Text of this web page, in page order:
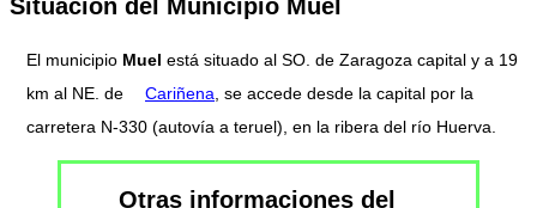
Situación del Municipio Muel
El municipio Muel está situado al SO. de Zaragoza capital y a 19
km al NE. de
Cariñena , se accede desde la capital por la
carretera N-330 (autovía a teruel), en la ribera del río Huerva.
Otras informaciones del